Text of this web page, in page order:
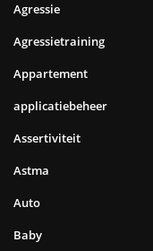
Agressie
Agressietraining
Appartement
applicatiebeheer
Assertiviteit
Astma
Auto
Baby